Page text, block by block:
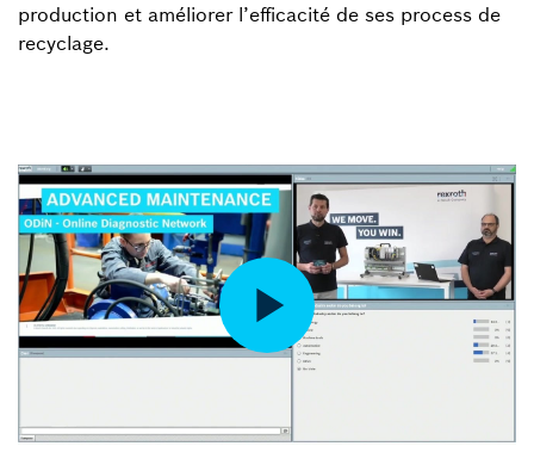
production et améliorer l’efficacité de ses process de
recyclage.